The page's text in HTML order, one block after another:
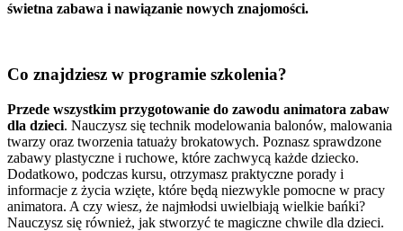
świetna zabawa i nawiązanie nowych znajomości.
Co znajdziesz w programie szkolenia?
Przede wszystkim przygotowanie do zawodu animatora zabaw
dla dzieci. Nauczysz się technik modelowania balonów, malowania
twarzy oraz tworzenia tatuaży brokatowych. Poznasz sprawdzone
zabawy plastyczne i ruchowe, które zachwycą każde dziecko.
Dodatkowo, podczas kursu, otrzymasz praktyczne porady i
informacje z życia wzięte, które będą niezwykle pomocne w pracy
animatora. A czy wiesz, że najmłodsi uwielbiają wielkie bańki?
Nauczysz się również, jak stworzyć te magiczne chwile dla dzieci.